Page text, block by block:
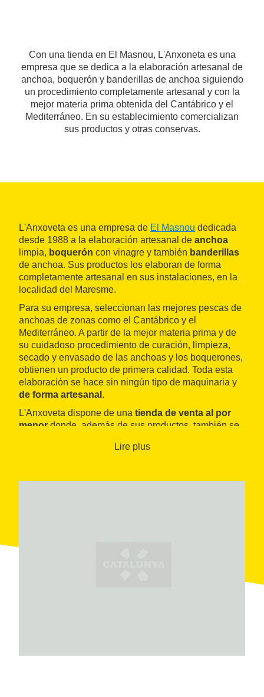
Con una tienda en El Masnou, L'Anxoneta es una
empresa que se dedica a la elaboración artesanal de
anchoa, boquerón y banderillas de anchoa siguiendo
un procedimiento completamente artesanal y con la
mejor materia prima obtenida del Cantábrico y el
Mediterráneo. En su establecimiento comercializan
sus productos y otras conservas.
L'Anxoveta es una empresa de El Masnou dedicada
desde 1988 a la elaboración artesanal de anchoa
limpia, boquerón con vinagre y también banderillas
de anchoa. Sus productos los elaboran de forma
completamente artesanal en sus instalaciones, en la
localidad del Maresme.
Para su empresa, seleccionan las mejores pescas de
anchoas de zonas como el Cantábrico y el
Mediterráneo. A partir de la mejor materia prima y de
su cuidadoso procedimiento de curación, limpieza,
secado y envasado de las anchoas y los boquerones,
obtienen un producto de primera calidad. Toda esta
elaboración se hace sin ningún tipo de maquinaria y
de forma artesanal .
L'Anxoveta dispone de una tienda de venta al por
menor donde, además de sus productos, también se
envasados y conservas que obtienen de proveedores
Lire plus